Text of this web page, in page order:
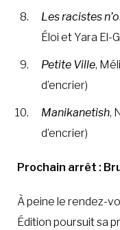
Les racistes
Éloi et Yara El-
Petite Ville,
d’encrier)
Manikanetish,
d’encrier)
Prochain arrêt :
À peine le rendez-
Édition poursuit sa